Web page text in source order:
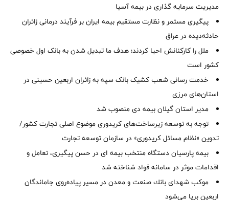
مدیریت سرمایه گذاری در بیمه آسیا
پیگیری مستمر و نظارت مستقیم بیمه ایران بر فرآیند درمانی زائران
حادثه‌دیده در عراق
ملل را کارکنانش احیا کردند؛ هدف ما تبدیل شدن به بانک اول خصوصی
کشور است
خدمت رسانی شعب کشیک بانک سپه به زائران اربعین حسینی در
استان‌‌های مرزی
‌مدیر استان گیلان بیمه دی منصوب شد
توجه به توسعه زیرساخت‌های کریدوری موضوع اصلی تجارت کشور/
تدوین «نظام مسائل کریدوری» در سازمان توسعه تجارت
بیمه پارسیان دستگاه منتخب بیمه ای در حسن پیگیری، تعامل و
اقدامات موثر در سامانه فواد شناخته شد
موكب شهدای بانك صنعت و معدن در مسیر پیاده‌روی جاماندگان
اربعین برپا می‌شود